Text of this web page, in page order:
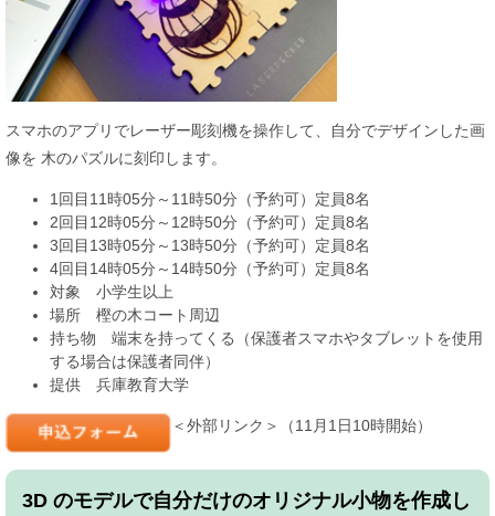
スマホのアプリでレーザー彫刻機を操作して、自分でデザインした画
像を 木のパズルに刻印します。
1回目11時05分～11時50分（予約可）定員8名
2回目12時05分～12時50分（予約可）定員8名
3回目13時05分～13時50分（予約可）定員8名
4回目14時05分～14時50分（予約可）定員8名
対象 小学生以上
場所 樫の木コート周辺
持ち物 端末を持ってくる（保護者スマホやタブレットを使用
する場合は保護者同伴）
提供 兵庫教育大学
＜外部リンク＞ ​（11月1日10時開始）
3D のモデルで自分だけのオリジナル小物を作成し